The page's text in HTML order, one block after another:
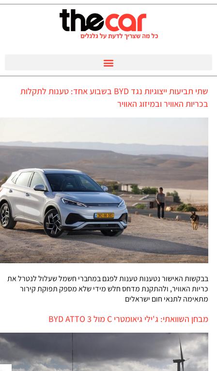
שתי תביעות ייצוגיות נגד BYD בשבוע אחד: טענות לתקלות
בכריות האוויר ובמיזוג האוויר
בבקשות האישור נטענות טענות לפגם במחברי חשמל שעלול לנטרל את
כריות האוויר, ולהתקנת מדחס חלש מידי שלא מספק תפוקת קירור
מתאימה לתנאי חום ישראלים
מבחן השוואתי: ג'ילי גיאומטרי C מול BYD ATTO 3